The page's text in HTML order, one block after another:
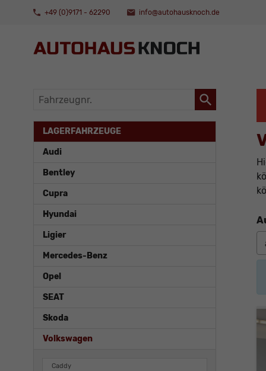
+49 (0)9171 - 62290 info@autohausknoch.de
Fahrzeugnr.
LAGERFAHRZEUGE
Audi
Bentley
Cupra
Hyundai
Ligier
Mercedes-Benz
Opel
SEAT
Skoda
Volkswagen
Caddy